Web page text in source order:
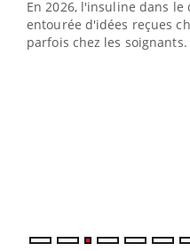
En 2026, l'insuline dans
entourée d'idées reçues
parfois chez les soignants.